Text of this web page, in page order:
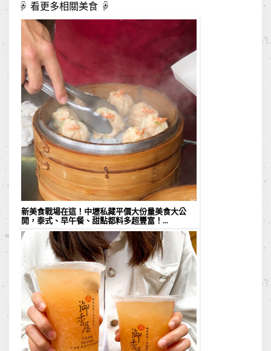
☟ 看更多相關美食 ☟
新美食戰場在這！中壢私藏平價大份量美食大公
開，泰式、早午餐、甜點都料多超豐富！...